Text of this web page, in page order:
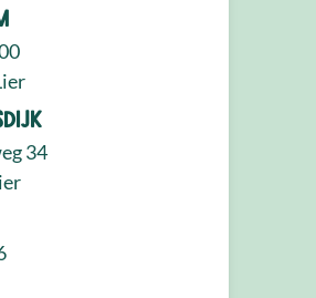
34